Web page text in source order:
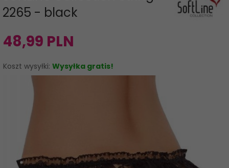
2265 - black
48,99 PLN
Koszt wysyłki: Wysyłka gratis!